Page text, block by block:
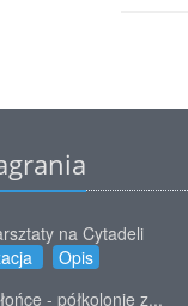
na Cytadeli
Opis
- półkolonie z...